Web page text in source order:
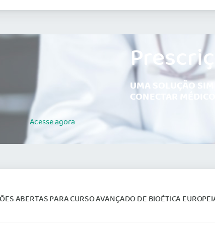
Acesseagora
UMA SOLUÇÃO
CONECTAR
ABERTAS PARA CURSO AVANÇADO DE BIOÉTICA